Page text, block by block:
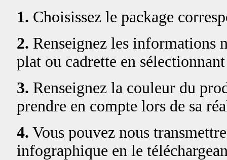
1. Choisissez le package
2. Renseignez les informations
plat ou cadrette en
3. Renseignez la couleur du
prendre en compte lors de sa
4. Vous pouvez nous
infographique en le